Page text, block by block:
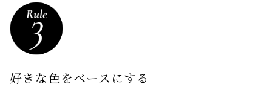
好きな色をベースにする